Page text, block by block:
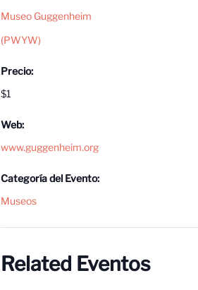
Museo Guggenheim
(PWYW)
Precio:
$1
Web:
www.guggenheim.org
Categoría del Evento:
Museos
Related Eventos